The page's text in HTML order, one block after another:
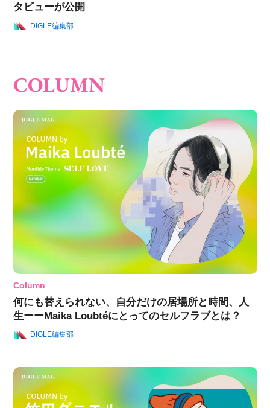
タビューが公開
DIGLE編集部
COLUMN
Column
何にも替えられない、自分だけの居場所と時間、人
生ーーMaika Loubtéにとってのセルフラブとは？
DIGLE編集部